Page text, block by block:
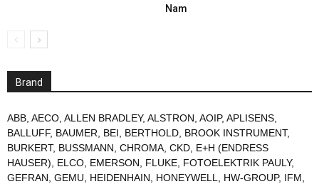
Nam
Brand
ABB AECO ALLEN BRADLEY, ALSTRON AOIP, APLISENS
BALLUFF, BAUMER BEI BERTHOLD BROOK INSTRUMENT,
BURKERT, BUSSMANN CHROMA CKD E+H (ENDRESS
HAUSER)
ELCO EMERSON FLUKE FOTOELEKTRIK PAULY,
GEFRAN GEMU HEIDENHAIN HONEYWELL HW-GROUP, IFM